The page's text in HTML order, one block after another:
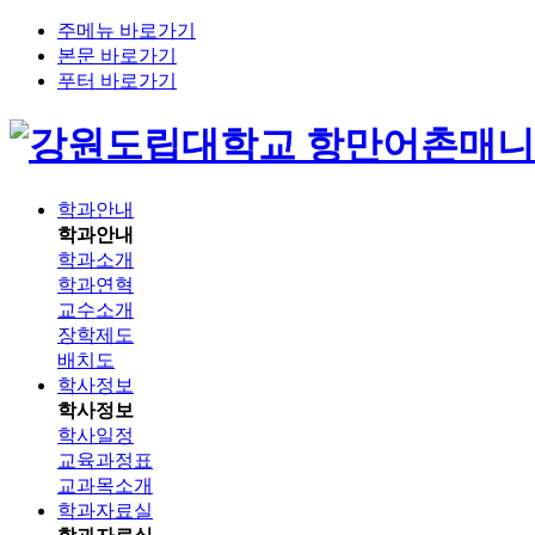
주메뉴 바로가기
본문 바로가기
푸터 바로가기
항만어촌매
학과안내
학과안내
학과소개
학과연혁
교수소개
장학제도
배치도
학사정보
학사정보
학사일정
교육과정표
교과목소개
학과자료실